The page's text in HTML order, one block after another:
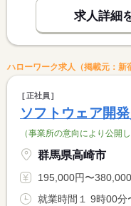
求人詳細
ハローワーク求人（掲載元：新
正社員
ソフトウェア開
（事業所の意向により公開
群馬県高崎市
195,000円〜380,000円 ※フルタイム求人の
就業時間１ 9時00分